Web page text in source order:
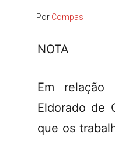
Por Compas
NOTA
Em
Eldorado de
que os